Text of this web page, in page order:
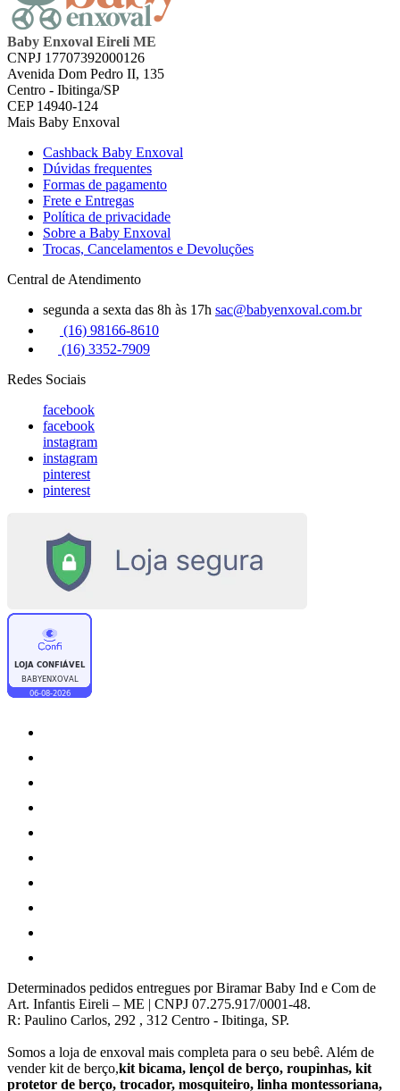
Baby Enxoval Eireli ME
CNPJ 17707392000126
Avenida Dom Pedro II, 135
Centro - Ibitinga/SP
CEP 14940-124
Mais Baby Enxoval
Cashback Baby Enxoval
Dúvidas frequentes
Formas de pagamento
Frete e Entregas
Política de privacidade
Sobre a Baby Enxoval
Trocas, Cancelamentos e Devoluções
Central de Atendimento
segunda a sexta das 8h às 17h sac@babyenxoval.com.br
(16) 98166-8610
(16) 3352-7909
Redes Sociais
facebook
facebook
instagram
instagram
pinterest
pinterest
Determinados pedidos entregues por Biramar Baby Ind e Com de
Art. Infantis Eireli – ME | CNPJ 07.275.917/0001-48.
R: Paulino Carlos, 292 , 312 Centro - Ibitinga, SP.
Somos a loja de enxoval mais completa para o seu bebê. Além de
vender kit de berço,kit bicama, lençol de berço, roupinhas, kit
protetor de berço, trocador, mosquiteiro, linha montessoriana,